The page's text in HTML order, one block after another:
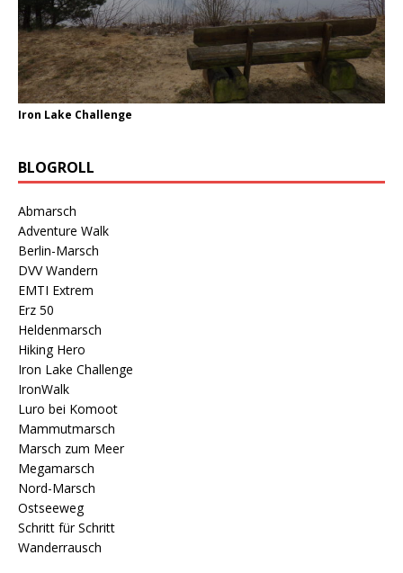
Iron Lake Challenge
BLOGROLL
Abmarsch
Adventure Walk
Berlin-Marsch
DVV Wandern
EMTI Extrem
Erz 50
Heldenmarsch
Hiking Hero
Iron Lake Challenge
IronWalk
Luro bei Komoot
Mammutmarsch
Marsch zum Meer
Megamarsch
Nord-Marsch
Ostseeweg
Schritt für Schritt
Wanderrausch